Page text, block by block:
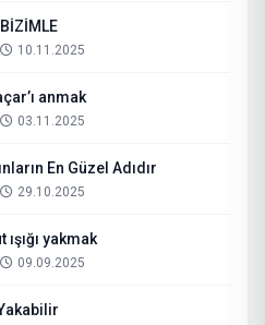
10.11.2025
anmak
03.11.2025
En Güzel Adıdır
29.10.2025
ışığı yakmak
09.09.2025